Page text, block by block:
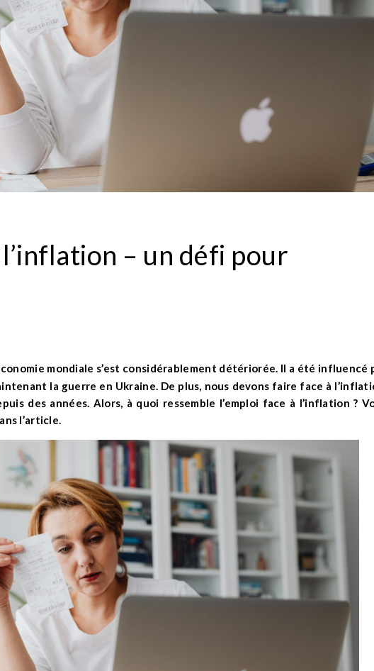
l’inflation – un défi pour
la guerre en Ukraine. De plus, nous devons faire face à
des années. Alors, à quoi ressemble l’emploi face à l’inflation ?
l’article.